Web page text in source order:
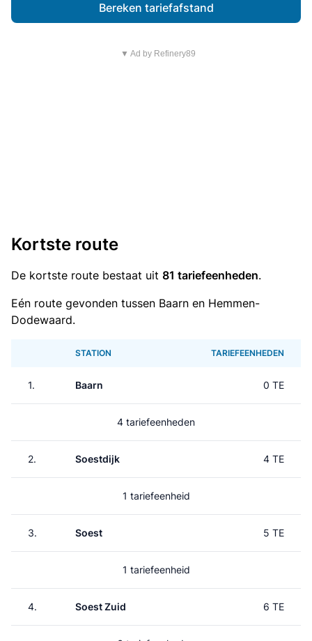
Bereken tariefafstand
▼ Ad by Refinery89
Kortste route
De kortste route bestaat uit 81 tariefeenheden.
Eén route gevonden tussen Baarn en Hemmen-
Dodewaard.
STATION TARIEFEENHEDEN
1. Baarn 0 TE
4 tariefeenheden
2. Soestdijk 4 TE
1 tariefeenheid
3. Soest 5 TE
1 tariefeenheid
4. Soest Zuid 6 TE